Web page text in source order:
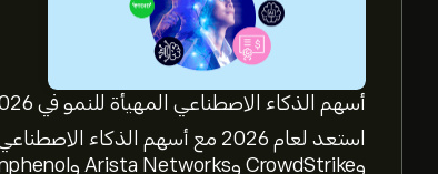
أسهم الذكاء الاصطناعي المهيأة للنمو في 2026
وCrowdStrike وArista Networks وAmphenol، من خلال تحليل خبراء eToro.